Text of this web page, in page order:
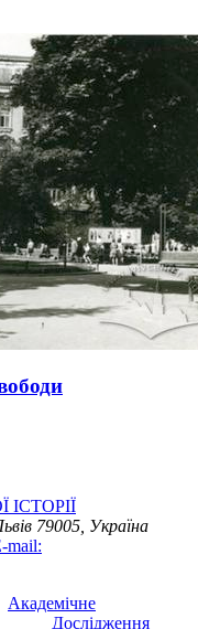
ІСТОРІЇ
79005, Україна
mail:
Академічне
Дослідження